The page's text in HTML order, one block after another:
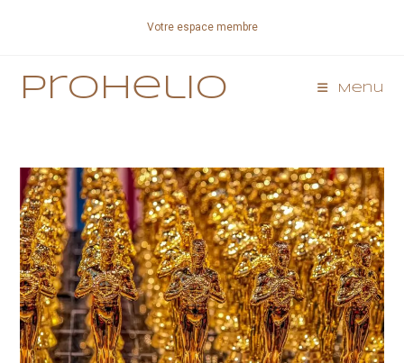
Votre espace membre
Prohelio Menu